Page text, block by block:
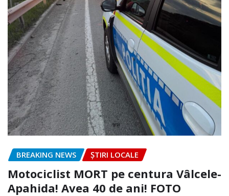
BREAKING NEWS ȘTIRI LOCALE
Motociclist MORT pe centura Vâlcele-
Apahida! Avea 40 de ani! FOTO